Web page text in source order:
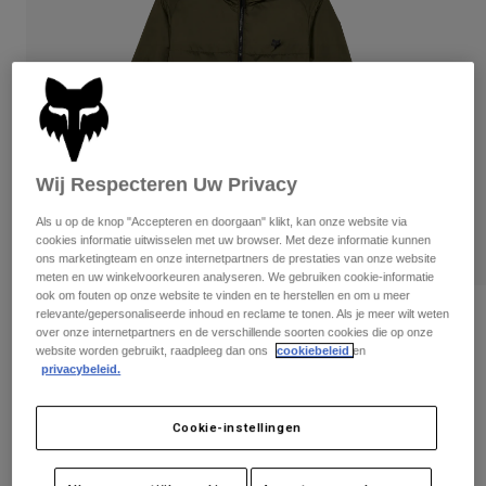
Broeken
Korte broeken
Beschermingen
Brillen
Sokken
Onderdelen
Broeken
Handschoenen
Jassen
Protections
Brillen
Sokken
Tassen & Accessoires
Women
Hoodies en truien
Jassen
Leggings & Broeken
Shirts
Alles bekijken
Socks
Alles bekijken
Helmen
Shirts
Pants
Boots
Beoordelingen
Jack Ridgeway
Artikelnummer33119
Price reduced from
to
Wij Respecteren Uw Privacy
Als u op de knop "Accepteren en doorgaan" klikt, kan onze website via
cookies informatie uitwisselen met uw browser. Met deze informatie kunnen
ons marketingteam en onze internetpartners de prestaties van onze website
meten en uw winkelvoorkeuren analyseren. We gebruiken cookie-informatie
ook om fouten op onze website te vinden en te herstellen en om u meer
relevante/gepersonaliseerde inhoud en reclame te tonen. Als je meer wilt weten
over onze internetpartners en de verschillende soorten cookies die op onze
website worden gebruikt, raadpleeg dan ons
cookiebeleid en
privacybeleid.
Cookie-instellingen